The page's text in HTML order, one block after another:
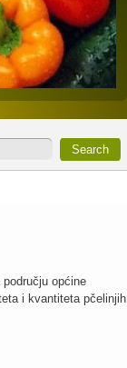
općine
i kvantiteta pčelinjih